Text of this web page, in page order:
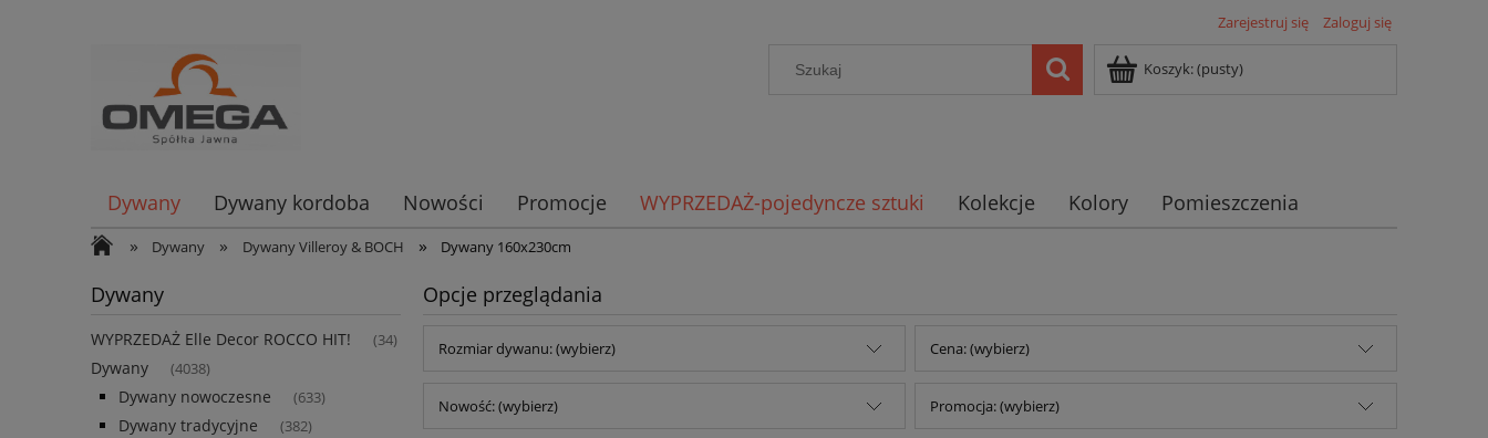
Zarejestruj się Zaloguj się
Koszyk:(pusty)
Dywany Dywany kordoba Nowości Promocje WYPRZEDAŻ-pojedyncze sztuki Kolekcje Kolory Pomieszczenia
» Dywany » Dywany Villeroy & BOCH » Dywany 160x230cm
Dywany
WYPRZEDAŻ Elle Decor ROCCO HIT! (34)
Dywany (4038)
Dywany nowoczesne (633)
Dywany tradycyjne (382)
Opcje przeglądania
Rozmiar dywanu: (wybierz) Cena: (wybierz)
Nowość: (wybierz) Promocja: (wybierz)